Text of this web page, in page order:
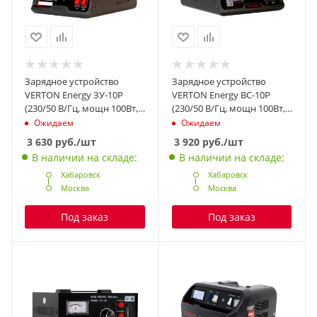
Зарядное устройство
VERTON Energy ЗУ-10Р
(230/50 В/Гц, мощн 100Вт,
напряж. аккум.
6-120 Ач,заряд. ток 10А) 12
шт/кор.
Ожидаем
3 630 руб./шт
В наличии на складе:
Хабаровск
Москва
Под заказ
Зарядное устройство
VERTON Energy BC-10Р
(230/50 В/Гц, мощн 100Вт,
напряж. аккум.
6-120 Ач,заряд. ток 10А) 12
шт/кор.
Ожидаем
3 920руб./шт
В наличии на складе:
Хабаровск
Москва
Под заказ